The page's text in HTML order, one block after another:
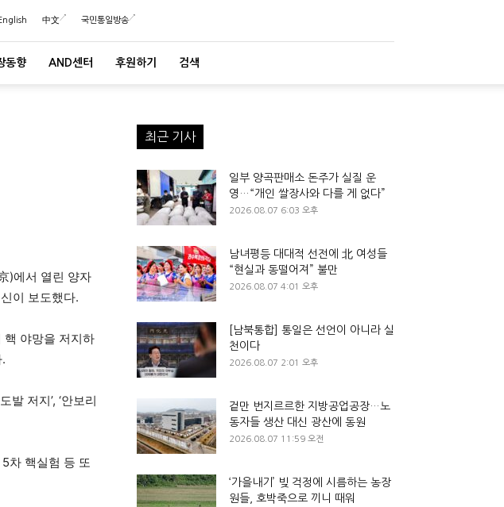
English 中文 국민통일방송
동향 AND센터 후원하기 검색
)에서 열린 양자
이 보도했다.
핵 야망을 저지하
저지’, ‘안보리
차 핵실험 등 또
최근 기사
일부 양곡판매소 돈주가 실질 운
영…“개인 쌀장사와 다를 게 없다”
2026.08.07 6:03 오후
남녀평등 대대적 선전에 北 여성들
“현실과 동떨어져” 불만
2026.08.07 4:01 오후
[남북통합] 통일은 선언이 아니라 실
천이다
2026.08.07 2:01 오후
겉만 번지르르한 지방공업공장…노
동자들 생산 대신 광산에 동원
2026.08.07 11:59 오전
‘가을내기’ 빚 걱정에 시름하는 농장
원들, 호박죽으로 끼니 때워